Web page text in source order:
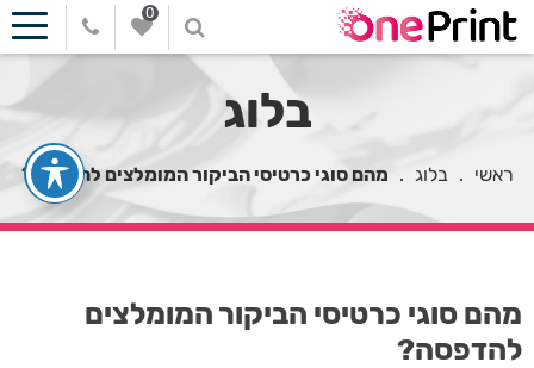
0
בלוג
ראשי . בלוג . מהם סוגי כרטיסי הביקור המומלצים להדפסה?
מהם סוגי כרטיסי הביקור המומלצים
להדפסה?